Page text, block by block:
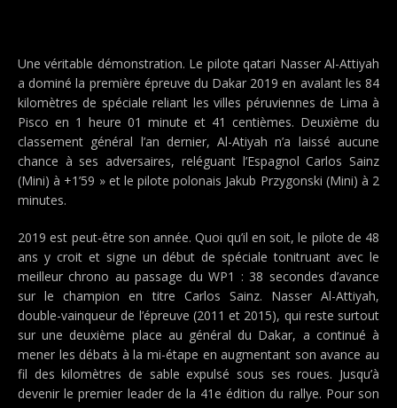
Une véritable démonstration. Le pilote qatari Nasser Al-Attiyah
a dominé la première épreuve du Dakar 2019 en avalant les 84
kilomètres de spéciale reliant les villes péruviennes de Lima à
Pisco en 1 heure 01 minute et 41 centièmes. Deuxième du
classement général l’an dernier, Al-Atiyah n’a laissé aucune
chance à ses adversaires, reléguant l’Espagnol Carlos Sainz
(Mini) à +1’59 » et le pilote polonais Jakub Przygonski (Mini) à 2
minutes.
2019 est peut-être son année. Quoi qu’il en soit, le pilote de 48
ans y croit et signe un début de spéciale tonitruant avec le
meilleur chrono au passage du WP1 : 38 secondes d’avance
sur le champion en titre Carlos Sainz. Nasser Al-Attiyah,
double-vainqueur de l’épreuve (2011 et 2015), qui reste surtout
sur une deuxième place au général du Dakar, a continué à
mener les débats à la mi-étape en augmentant son avance au
fil des kilomètres de sable expulsé sous ses roues. Jusqu’à
devenir le premier leader de la 41e édition du rallye. Pour son